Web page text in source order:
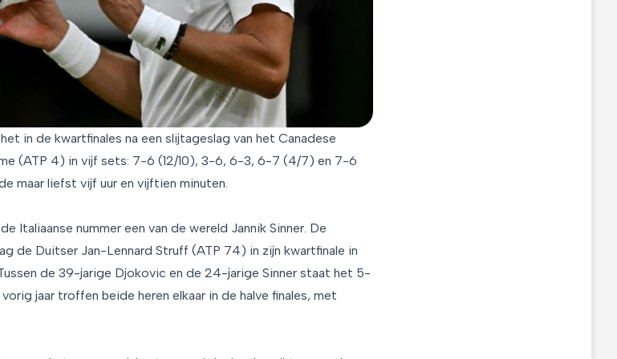
in de kwartfinales na een slijtageslag van het Canadese
(ATP 4) in vijf sets: 7-6 (12/10), 3-6, 6-3, 6-7 (4/7) en 7-6
maar liefst vijf uur en vijftien minuten.
Italiaanse nummer een van de wereld Jannik Sinner. De
de Duitser Jan-Lennard Struff (ATP 74) in zijn kwartfinale in
de 39-jarige Djokovic en de 24-jarige Sinner staat het 5-
jaar troffen beide heren elkaar in de halve finales, met